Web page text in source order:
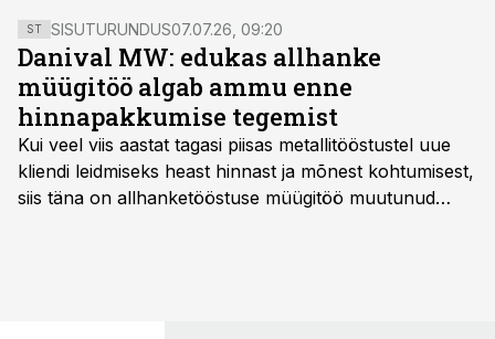
ST SISUTURUNDUS07.07.26, 09:20
Danival MW: edukas allhanke
müügitöö algab ammu enne
hinnapakkumise tegemist
Kui veel viis aastat tagasi piisas metallitööstustel uue
kliendi leidmiseks heast hinnast ja mõnest kohtumisest,
siis täna on allhanketööstuse müügitöö muutunud